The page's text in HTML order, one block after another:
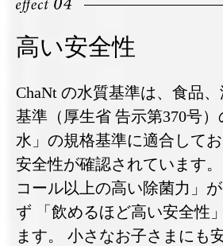
高い安全性
ChaNt の水質基準は、食品
基準（厚生省 告示第370号
水」の規格基準に適合して
安全性が確認されています
コール以上の高い除菌力」
ず 「飲めるほど高い安全性
ます。 小さなお子さまにも